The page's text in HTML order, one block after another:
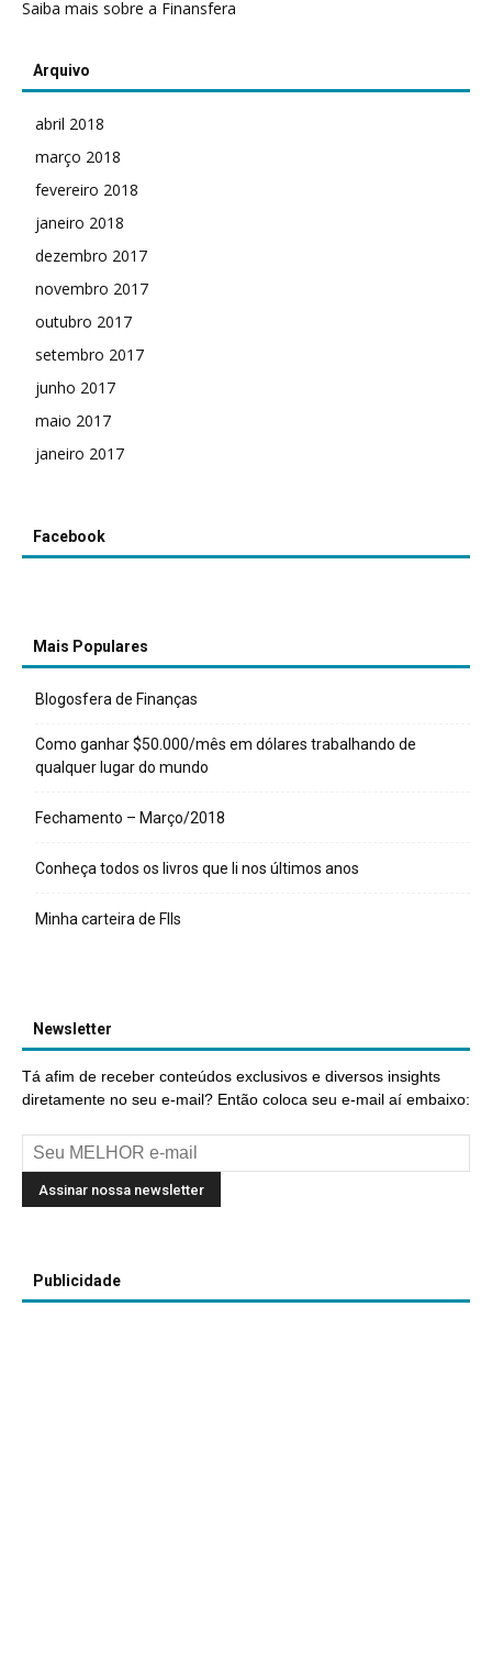
Saiba mais sobre a Finansfera
Arquivo
abril 2018
março 2018
fevereiro 2018
janeiro 2018
dezembro 2017
novembro 2017
outubro 2017
setembro 2017
junho 2017
maio 2017
janeiro 2017
Facebook
Mais Populares
Blogosfera de Finanças
Como ganhar $50.000/mês em dólares trabalhando de
qualquer lugar do mundo
Fechamento – Março/2018
Conheça todos os livros que li nos últimos anos
Minha carteira de FIIs
Newsletter
Tá afim de receber conteúdos exclusivos e diversos insights
diretamente no seu e-mail? Então coloca seu e-mail aí embaixo:
Publicidade